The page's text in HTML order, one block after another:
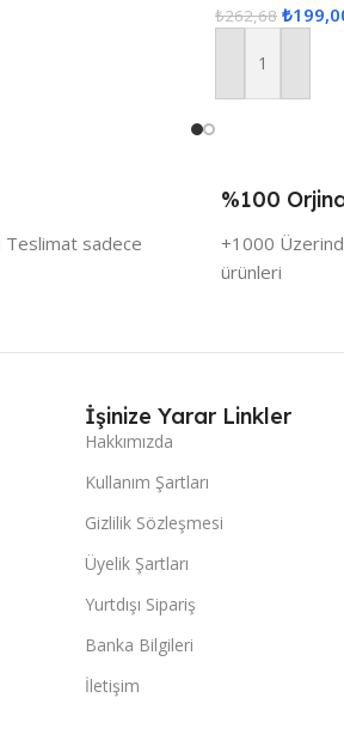
₺262,68 ₺
Sepete Ekle
Teslimat sadece
%100
+1000
ürünleri
İşinize Yarar Linkler
Hakkımızda
Kullanım Şartları
Gizlilik Sözleşmesi
Üyelik Şartları
Yurtdışı Sipariş
Banka Bilgileri
İletişim